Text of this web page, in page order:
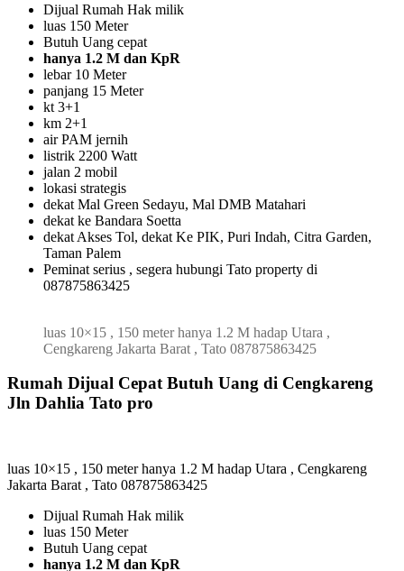
Dijual Rumah Hak milik
luas 150 Meter
Butuh Uang cepat
hanya 1.2 M dan KpR
lebar 10 Meter
panjang 15 Meter
kt 3+1
km 2+1
air PAM jernih
listrik 2200 Watt
jalan 2 mobil
lokasi strategis
dekat Mal Green Sedayu, Mal DMB Matahari
dekat ke Bandara Soetta
dekat Akses Tol, dekat Ke PIK, Puri Indah, Citra Garden,
Taman Palem
Peminat serius , segera hubungi Tato property di
087875863425
luas 10×15 , 150 meter hanya 1.2 M hadap Utara ,
Cengkareng Jakarta Barat , Tato 087875863425
Rumah Dijual Cepat Butuh Uang di Cengkareng
Jln Dahlia Tato pro
luas 10×15 , 150 meter hanya 1.2 M hadap Utara , Cengkareng
Jakarta Barat , Tato 087875863425
Dijual Rumah Hak milik
luas 150 Meter
Butuh Uang cepat
hanya 1.2 M dan KpR